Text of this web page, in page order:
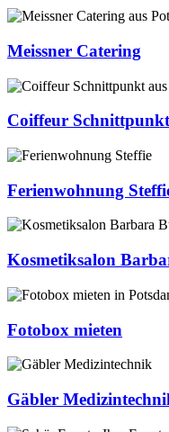
Meissner Catering
Coiffeur Schnittpunkt
Ferienwohnung
Kosmetiksalon
Fotobox mieten
Gäbler